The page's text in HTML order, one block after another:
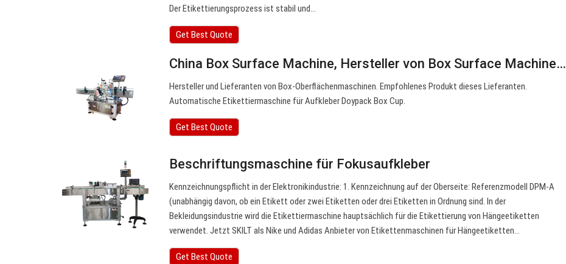
Der Etikettierungsprozess ist stabil und…
Get Best Quote
China Box Surface Machine, Hersteller von Box Surface Machine…
Hersteller und Lieferanten von Box-Oberflächenmaschinen. Empfohlenes Produkt dieses Lieferanten.
Automatische Etikettiermaschine für Aufkleber Doypack Box Cup.
Get Best Quote
Beschriftungsmaschine für Fokusaufkleber
Kennzeichnungspflicht in der Elektronikindustrie: 1. Kennzeichnung auf der Oberseite: Referenzmodell DPM-A
(unabhängig davon, ob ein Etikett oder zwei Etiketten oder drei Etiketten in Ordnung sind. In der
Bekleidungsindustrie wird die Etikettiermaschine hauptsächlich für die Etikettierung von Hängeetiketten
verwendet. Jetzt SKILT als Nike und Adidas Anbieter von Etikettenmaschinen für Hängeetiketten…
Get Best Quote